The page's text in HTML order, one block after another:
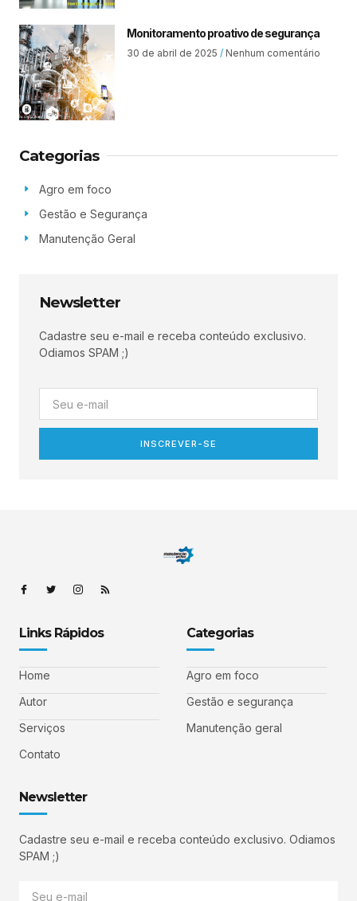
Monitoramento proativo de segurança
30 de abril de 2025 Nenhum comentário
Categorias
Agro em foco
Gestão e Segurança
Manutenção Geral
Newsletter
Cadastre seu e-mail e receba conteúdo exclusivo.
Odiamos SPAM ;)
INSCREVER-SE
Links Rápidos
Home
Autor
Serviços
Contato
Categorias
Agro em foco
Gestão e segurança
Manutenção geral
Newsletter
Cadastre seu e-mail e receba conteúdo exclusivo. Odiamos
SPAM ;)